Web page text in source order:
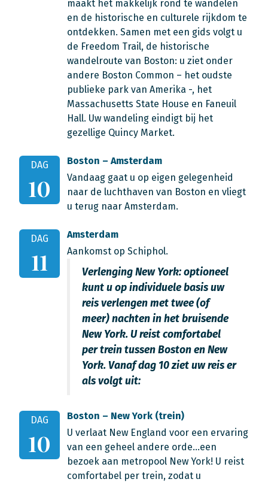
maakt het makkelijk rond te wandelen
en de historische en culturele rijkdom te
ontdekken. Samen met een gids volgt u
de Freedom Trail, de historische
wandelroute van Boston: u ziet onder
andere Boston Common – het oudste
publieke park van Amerika -, het
Massachusetts State House en Faneuil
Hall. Uw wandeling eindigt bij het
gezellige Quincy Market.
DAG
10
Boston – Amsterdam
Vandaag gaat u op eigen gelegenheid
naar de luchthaven van Boston en vliegt
u terug naar Amsterdam.
DAG
11
Amsterdam
Aankomst op Schiphol.
Verlenging New York: optioneel
kunt u op individuele basis uw
reis verlengen met twee (of
meer) nachten in het bruisende
New York. U reist comfortabel
per trein tussen Boston en New
York. Vanaf dag 10 ziet uw reis er
als volgt uit:
DAG
10
Boston – New York (trein)
U verlaat New England voor een ervaring
van een geheel andere orde…een
bezoek aan metropool New York! U reist
comfortabel per trein, zodat u